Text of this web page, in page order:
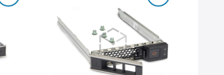
10. #gpu서버